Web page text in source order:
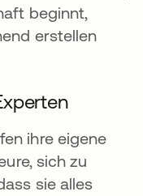
beginnt,
erstellen
ihre eigene
sich zu
sie alles